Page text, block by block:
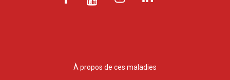
À propos de ces maladies